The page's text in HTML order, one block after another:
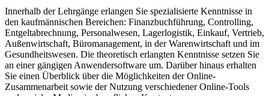
Innerhalb der Lehrgänge erlangen Sie spezialisierte Kenntnisse in
den kaufmännischen Bereichen: Finanzbuchführung, Controlling,
Entgeltabrechnung, Personalwesen, Lagerlogistik, Einkauf, Vertrieb,
Außenwirtschaft, Büromanagement, in der Warenwirtschaft und im
Gesundheitswesen. Die theoretisch erlangten Kenntnisse setzen Sie
an einer gängigen Anwendersoftware um. Darüber hinaus erhalten
Sie einen Überblick über die Möglichkeiten der Online-
Zusammenarbeit sowie der Nutzung verschiedener Online-Tools